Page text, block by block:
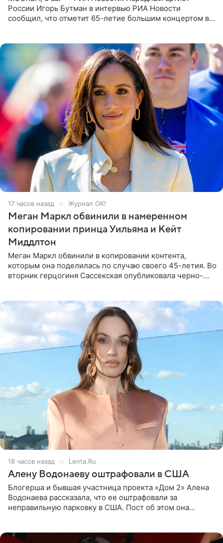
России Игорь Бутман в интервью РИА Новости
сообщил, что отметит 65-летие большим концертом в
17 часов назад Журнал OK!
Меган Маркл обвинили в намеренном
копировании принца Уильяма и Кейт
Миддлтон
Меган Маркл обвинили в копировании контента,
которым она поделилась по случаю своего 45-летия. Во
вторник герцогиня Сассекская опубликовала черно-
18 часов назад Lenta.Ru
Алену Водонаеву оштрафовали в США
Блогерша и бывшая участница проекта «Дом 2» Алена
Водонаева рассказала, что ее оштрафовали за
неправильную парковку в США. Пост об этом она